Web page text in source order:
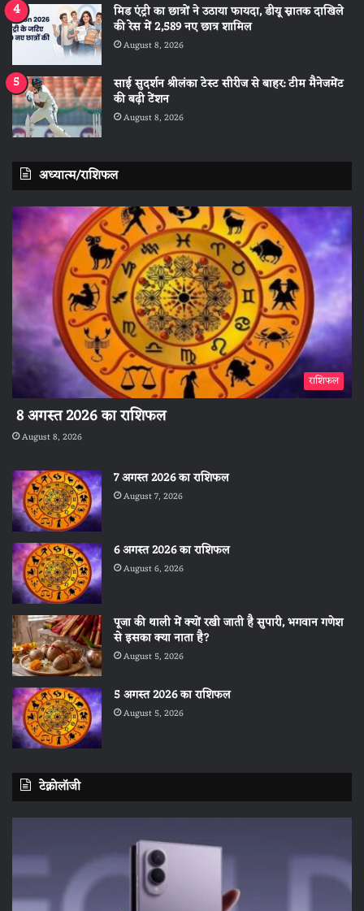
मिड एंट्री का छात्रों ने उठाया फायदा, डीयू स्नातक दाखिले
की रेस में 2,589 नए छात्र शामिल
August 8, 2026
साई सुदर्शन श्रीलंका टेस्ट सीरीज से बाहर: टीम मैनेजमेंट
की बढ़ी टेंशन
August 8, 2026
अध्यात्म/राशिफल
राशिफल
8 अगस्त 2026 का राशिफल
August 8, 2026
7 अगस्त 2026 का राशिफल
August 7, 2026
6 अगस्त 2026 का राशिफल
August 6, 2026
पूजा की थाली में क्यों रखी जाती है सुपारी, भगवान गणेश
से इसका क्या नाता है?
August 5, 2026
5 अगस्त 2026 का राशिफल
August 5, 2026
टेक्नोलॉजी